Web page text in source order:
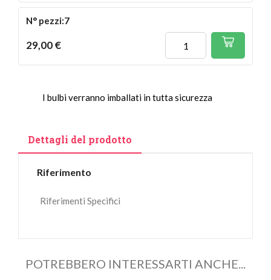
N° pezzi:7
29,00 €
I bulbi verranno imballati in tutta sicurezza
Dettagli del prodotto
Riferimento
Riferimenti Specifici
POTREBBERO INTERESSARTI ANCHE...